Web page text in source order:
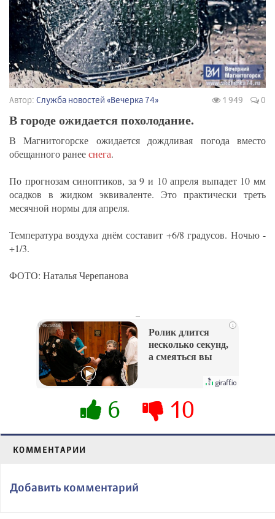
Автор: Служба новостей «Вечерка 74» 1 949 0
В городе ожидается похолодание.
В Магнитогорске ожидается дождливая погода вместо
обещанного ранееснега.
По прогнозам синоптиков, за 9 и 10 апреля выпадет 10 мм
осадков в жидком эквиваленте. Это практически треть
месячной нормы для апреля.
Температура воздуха днём составит +6/8 градусов. Ночью -
+1/3.
ФОТО: Наталья Черепанова
i
Ролик длится
несколько секунд,
а смеяться вы
6 10
КОММЕНТАРИИ
Добавить комментарий